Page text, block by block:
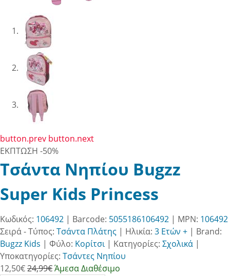
button.prev button.next
ΕΚΠΤΩΣΗ -50%
Τσάντα Νηπίου Bugzz
Super Kids Princess
Κωδικός: 106492 | Barcode: 5055186106492 | MPN: 106492
Σειρά - Τύπος: Τσάντα Πλάτης | Ηλικία: 3 Ετών + | Brand:
Bugzz Kids | Φύλο: Κορίτσι| Κατηγορίες: Σχολικά |
Υποκατηγορίες: Τσάντες Νηπίου
12,50€24,99€Άμεσα Διαθέσιμο